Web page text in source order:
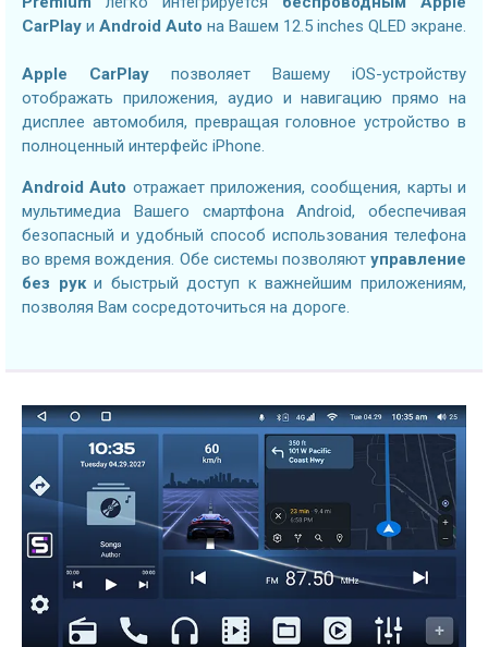
CarPlay и Android Auto на Вашем 12.5 inches QLED экране.
Apple CarPlay позволяет Вашему iOS-устройству
отображать приложения, аудио и навигацию прямо на
дисплее автомобиля, превращая головное устройство в
полноценный интерфейс iPhone.
Android Auto отражает приложения, сообщения, карты и
мультимедиа Вашего смартфона Android, обеспечивая
безопасный и удобный способ использования телефона
во время вождения. Обе системы позволяют управление
без руки быстрый доступ к важнейшим приложениям,
позволяя Вам сосредоточиться на дороге.